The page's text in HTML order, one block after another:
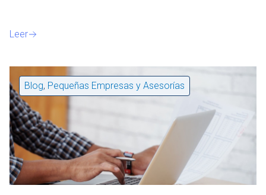
Leer
Blog, Pequeñas Empresas y Asesorías